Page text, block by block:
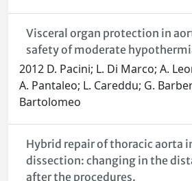
Visceral organ protection in
safety of moderate
2012 D. Pacini; L. Di Marco; A.
A. Pantaleo; L. Careddu; G.
Bartolomeo
Hybrid repair of thoracic aorta
dissection: changing in the
after the procedures.